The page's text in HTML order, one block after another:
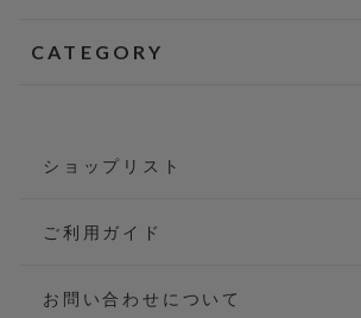
CATEGORY
ショップリスト
ご利用ガイド
お問い合わせについて